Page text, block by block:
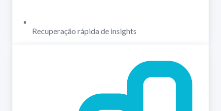
Recuperação rápida de insights